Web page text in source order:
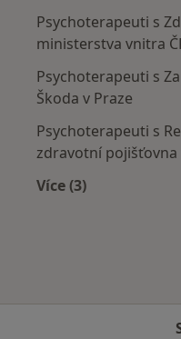
Psychoterapeuti s
ministerstva vnitra
Psychoterapeuti s
Škoda v Praze
Psychoterapeuti s
zdravotní pojišťovna
Více (3)